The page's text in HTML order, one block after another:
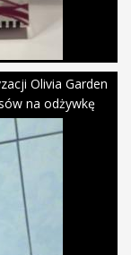
Olivia Garden
na odżywkę